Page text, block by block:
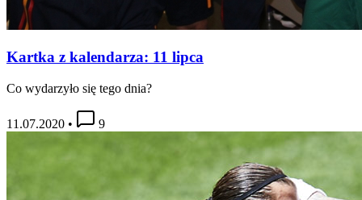
Kartka z kalendarza: 11 lipca
Co wydarzyło się tego dnia?
11.07.2020 • 9